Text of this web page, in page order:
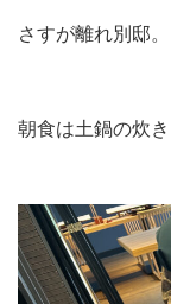
さすが離れ別邸
朝食は土鍋の炊